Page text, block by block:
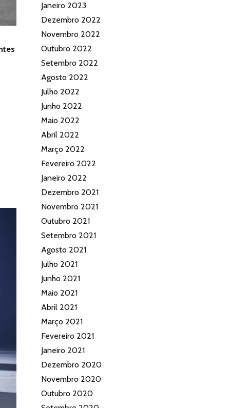
Janeiro 2023
Dezembro 2022
Novembro 2022
Outubro 2022
Setembro 2022
Agosto 2022
Julho 2022
Junho 2022
Maio 2022
Abril 2022
Março 2022
Fevereiro 2022
Janeiro 2022
Dezembro 2021
Novembro 2021
Outubro 2021
Setembro 2021
Agosto 2021
Julho 2021
Junho 2021
Maio 2021
Abril 2021
Março 2021
Fevereiro 2021
Janeiro 2021
Dezembro 2020
Novembro 2020
Outubro 2020